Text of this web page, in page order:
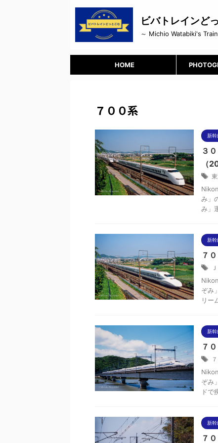
ビバトレインど
～ Michio Watabiki's
HOME
７００系
新幹
３
（
み」
み」
新幹
７
ぞみ
リー
新幹
７
ぞみ
ドで
新幹
７